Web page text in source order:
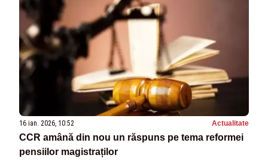
16 ian. 2026, 10:52 Actualitate
CCR amână din nou un răspuns pe tema reformei
pensiilor magistraților